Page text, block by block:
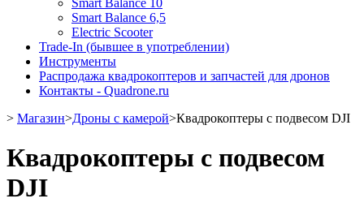
Smart Balance 10
Smart Balance 6,5
Electric Scooter
Trade-In (бывшее в употреблении)
Инструменты
Распродажа квадрокоптеров и запчастей для дронов
Контакты - Quadrone.ru
> Магазин>Дроны с камерой>Квадрокоптеры с подвесом DJI
Квадрокоптеры с подвесом
DJI